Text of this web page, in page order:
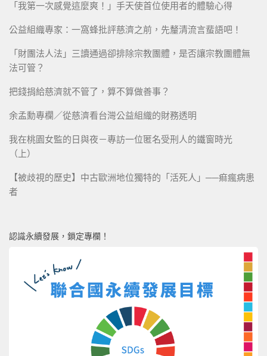
「我第一次感覺這麼爽！」手天使首位使用者的體驗心得
公益組織專家：一窩蜂批評慈濟之前，先釐清流言蜚語吧！
「財團法人法」三讀通過卻排除宗教團體，是否讓宗教團體無
法可管？
把錢捐給慈濟就不管了，算不算做善事？
余孟勳專欄／從慈濟看台灣公益組織的財務透明
我在桃園女監的日與夜－專訪一位匿名受刑人的鐵窗時光
（上）
【被歧視的歷史】中古歐洲地位獨特的「活死人」──痲瘋病患
者
認識永續發展，鎖定專欄！